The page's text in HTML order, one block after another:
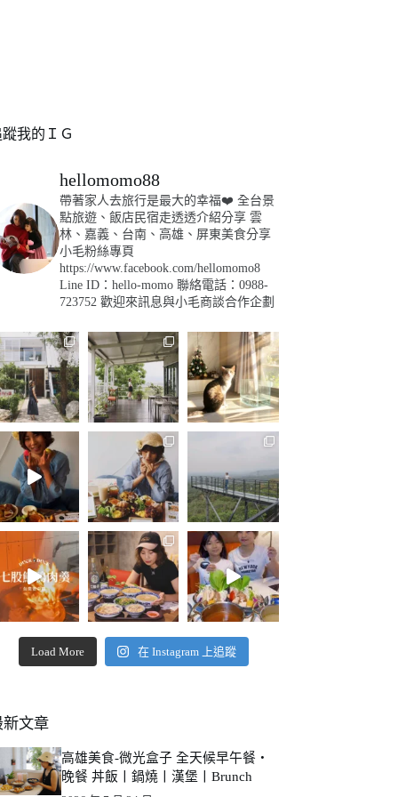
我的ＩＧ
hellomomo88
帶著家人去旅行是最大的幸福❤️ 全台景
點旅遊、飯店民宿走透透介紹分享 雲
林、嘉義、台南、高雄、屏東美食分享
小毛粉絲專頁
https://www.facebook.com/hellomomo8
Line ID：hello-momo聯絡電話：0988-
723752歡迎來訊息與小毛商談合作企劃
Load More 在 Instagram 上追蹤
新文章
高雄美食-微光盒子 全天候早午餐・
晚餐 丼飯丨鍋燒丨漢堡丨Brunch